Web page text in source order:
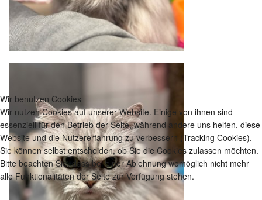
Wir benutzen Cookies
Wir nutzen Cookies auf unserer Website. Einige von ihnen sind
essenziell für den Betrieb der Seite, während andere uns helfen, diese
Website und die Nutzererfahrung zu verbessern (Tracking Cookies).
Sie können selbst entscheiden, ob Sie die Cookies zulassen möchten.
Bitte beachten Sie, dass bei einer Ablehnung womöglich nicht mehr
alle Funktionalitäten der Seite zur Verfügung stehen.